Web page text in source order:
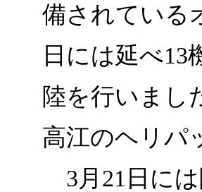
備されている
日には延べ13
陸を行いまし
高江のヘリパ
3月21日に